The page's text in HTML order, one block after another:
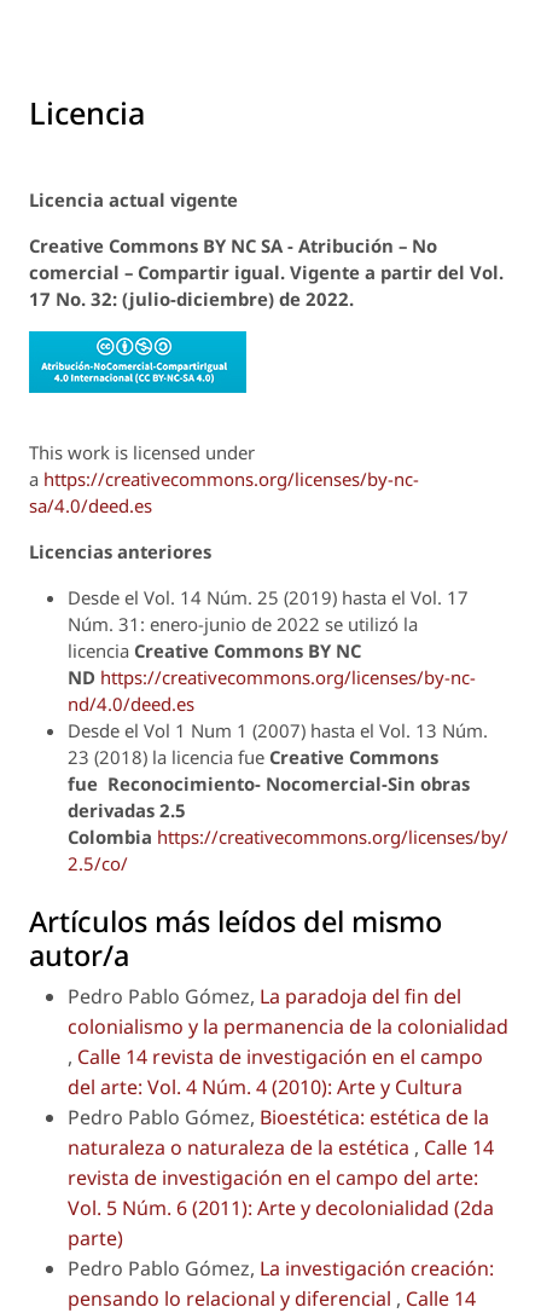
Licencia
Licencia actual vigente
Creative Commons BY NC SA - Atribución – No
comercial – Compartir igual. Vigente a partir del Vol.
17 No. 32: (julio-diciembre) de 2022.
This work is licensed under
a https://creativecommons.org/licenses/by-nc-
sa/4.0/deed.es
Licencias anteriores
Desde el Vol. 14 Núm. 25 (2019) hasta el Vol. 17
Núm. 31: enero-junio de 2022 se utilizó la
licencia Creative Commons BY NC
ND https://creativecommons.org/licenses/by-nc-
nd/4.0/deed.es
Desde el Vol 1 Num 1 (2007) hasta el Vol. 13 Núm.
23 (2018) la licencia fue Creative Commons
fue Reconocimiento- Nocomercial-Sin obras
derivadas 2.5
Colombia https://creativecommons.org/licenses/by/
2.5/co/
Artículos más leídos del mismo
autor/a
Pedro Pablo Gómez, La paradoja del fin del
colonialismo y la permanencia de la colonialidad
, Calle 14 revista de investigación en el campo
del arte: Vol. 4 Núm. 4 (2010): Arte y Cultura
Pedro Pablo Gómez, Bioestética: estética de la
naturaleza o naturaleza de la estética , Calle 14
revista de investigación en el campo del arte:
Vol. 5 Núm. 6 (2011): Arte y decolonialidad (2da
parte)
Pedro Pablo Gómez, La investigación creación:
pensando lo relacional y diferencial , Calle 14